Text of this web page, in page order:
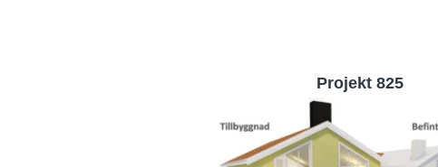
Projekt 825